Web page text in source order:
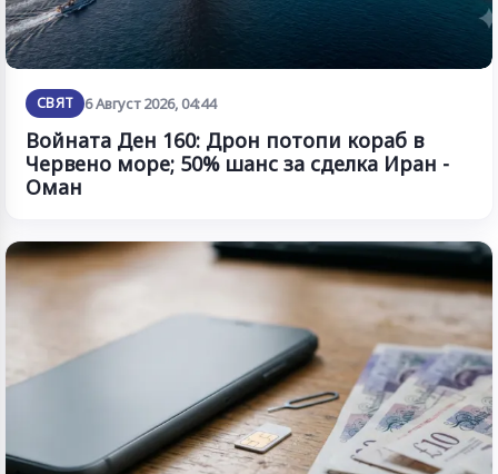
СВЯТ 6 Август 2026, 04:44
Войната Ден 160: Дрон потопи кораб в
Червено море; 50% шанс за сделка Иран -
Оман